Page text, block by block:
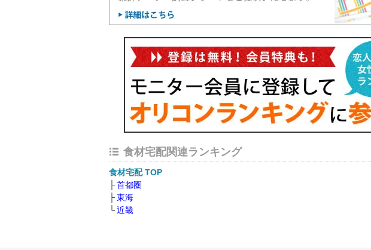
食材宅配関連ランキング
食材宅配 TOP
首都圏
東海
近畿